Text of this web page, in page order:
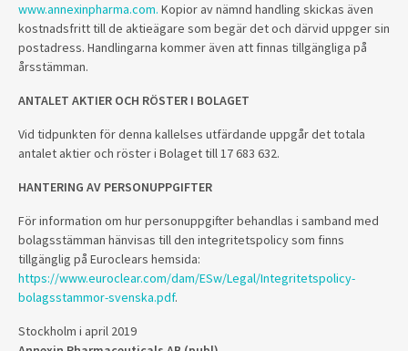
www.annexinpharma.com. Kopior av nämnd handling skickas även
kostnadsfritt till de aktieägare som begär det och därvid uppger sin
postadress. Handlingarna kommer även att finnas tillgängliga på
årsstämman.
ANTALET AKTIER OCH RÖSTER I BOLAGET
Vid tidpunkten för denna kallelses utfärdande uppgår det totala
antalet aktier och röster i Bolaget till 17 683 632.
HANTERING AV PERSONUPPGIFTER
För information om hur personuppgifter behandlas i samband med
bolagsstämman hänvisas till den integritetspolicy som finns
tillgänglig på Euroclears hemsida:
https://www.euroclear.com/dam/ESw/Legal/Integritetspolicy-
bolagsstammor-svenska.pdf.
Stockholm i april 2019